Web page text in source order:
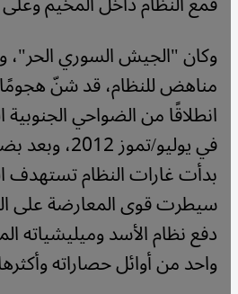
وكان "الجيش السوري
مناهض للنظام، قد شنّ
انطلاقًا من الضواحي الجنوبية
في يوليو/تموز
بدأت غارات النظام تستهدف
سيطرت قوى المعارضة على
دفع نظام الأسد وميليشياته
واحد من أوائل حصاراته